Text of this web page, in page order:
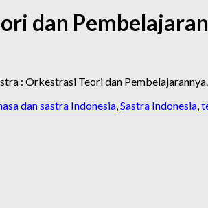
dan
: Orkestrasi Teori dan
dan sastra Indonesia,Sastra Indonesia,